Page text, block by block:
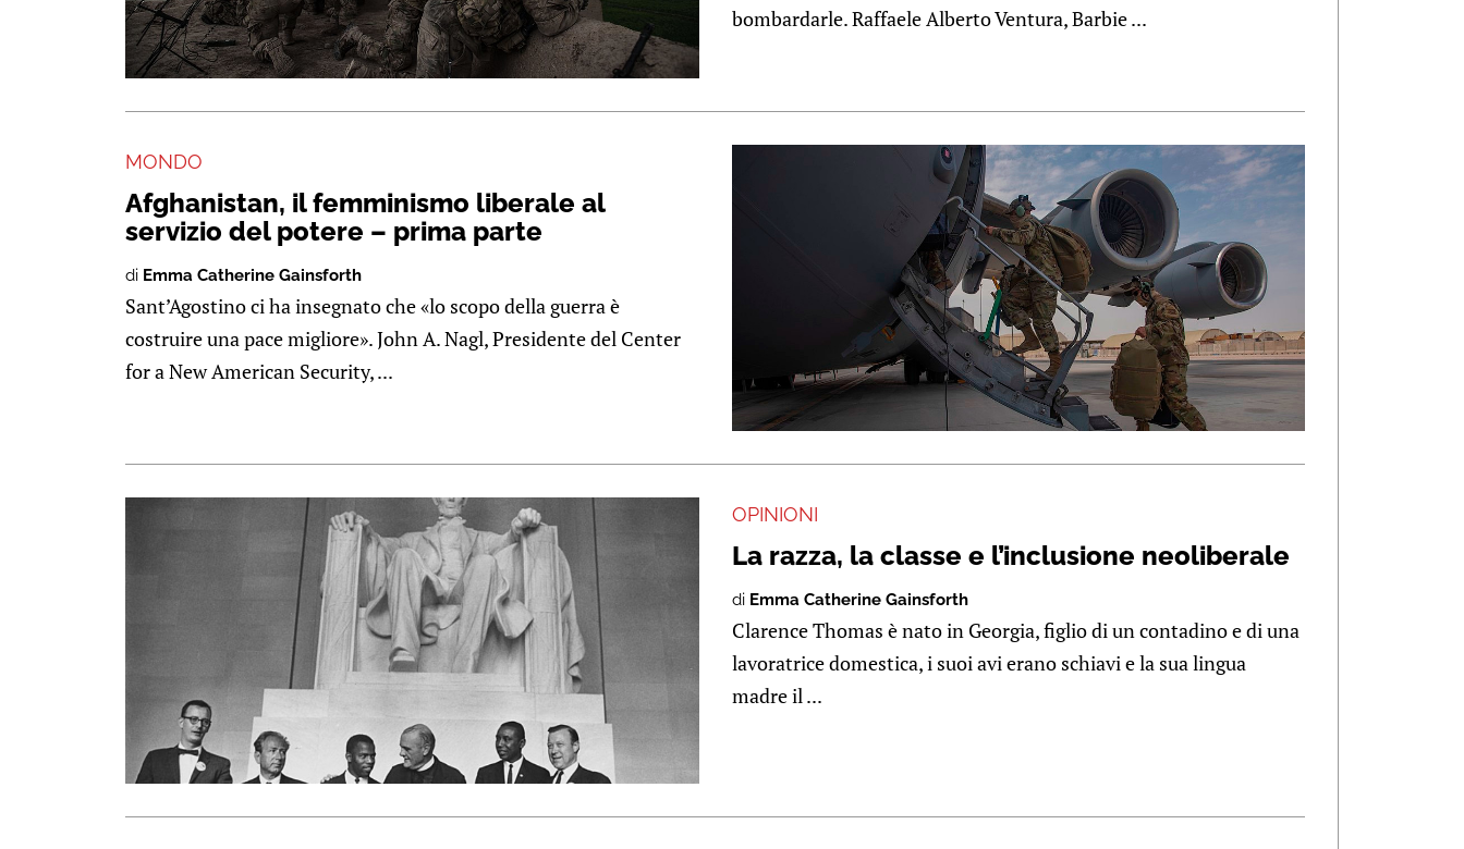
bombardarle. Raffaele Alberto Ventura, Barbie ...
MONDO
Afghanistan, il femminismo liberale al
servizio del potere – prima parte
di Emma Catherine Gainsforth
Sant’Agostino ci ha insegnato che «lo scopo della guerra è
costruire una pace migliore». John A. Nagl, Presidente del Center
for a New American Security, ...
OPINIONI
La razza, la classe e l’inclusione neoliberale
di Emma Catherine Gainsforth
Clarence Thomas è nato in Georgia, figlio di un contadino e di una
lavoratrice domestica, i suoi avi erano schiavi e la sua lingua
madre il ...